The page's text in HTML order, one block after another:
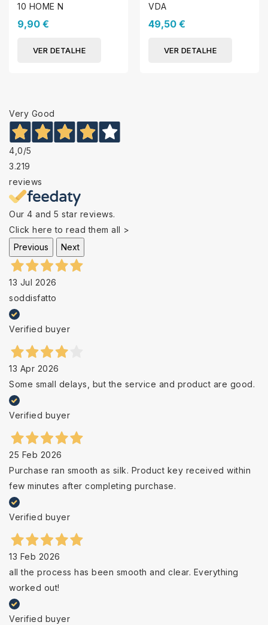
10 HOME N
9,90 €
VER DETALHE
VDA
49,50 €
VER DETALHE
Very Good
4,0/5
3.219
reviews
Our 4 and 5 star reviews.
Click here to read them all >
Previous
Next
13 Jul 2026
soddisfatto
Verified buyer
13 Apr 2026
Some small delays, but the service and product are good.
Verified buyer
25 Feb 2026
Purchase ran smooth as silk. Product key received within
few minutes after completing purchase.
Verified buyer
13 Feb 2026
all the process has been smooth and clear. Everything
worked out!
Verified buyer